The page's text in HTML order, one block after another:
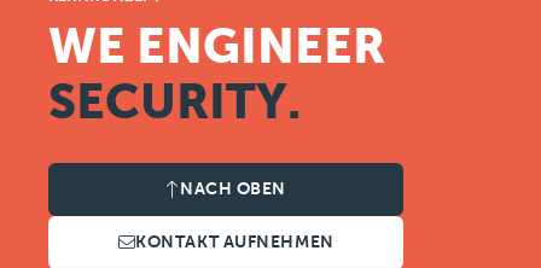
WE ENGINEER
SECURITY.
NACH OBEN
KONTAKT AUFNEHMEN